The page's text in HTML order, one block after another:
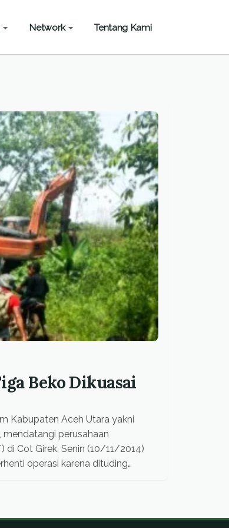
Network Tentang Kami
Beko Dikuasai
Kabupaten Aceh Utara yakni
perusahaan
di Cot Girek, Senin (10/11/2014)
operasi karena dituding